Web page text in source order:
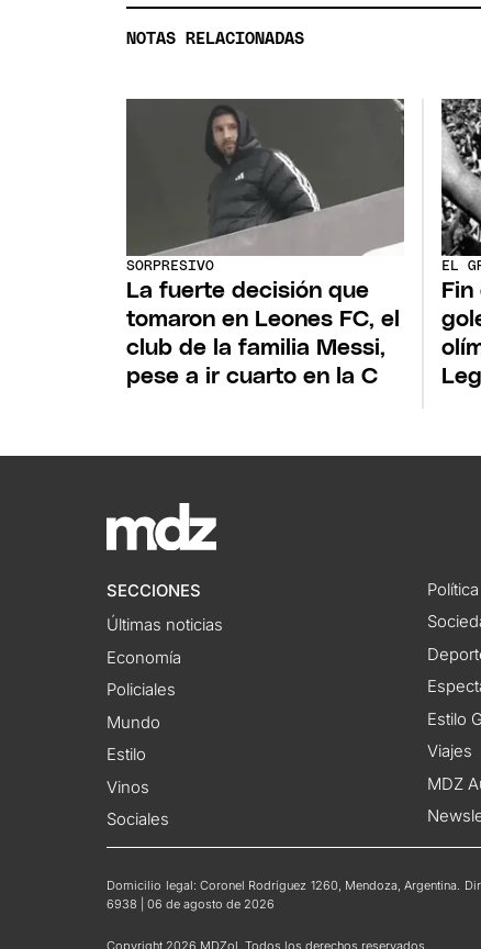
NOTAS RELACIONADAS
SORPRESIVO
La fuerte decisión que
tomaron en Leones FC, el
club de la familia Messi,
pese a ir cuarto en la C
EL
Fin
SECCIONES
Últimas noticias
Economía
Policiales
Mundo
Estilo
Vinos
Sociales
Política
Estilo
Viajes
MDZ
Domicilio legal: Coronel Rodríguez 1260, Mendoza, Argentina.
6938 | 06 de agosto de 2026
Copyright 2026 MDZol. Todos los derechos reservados.